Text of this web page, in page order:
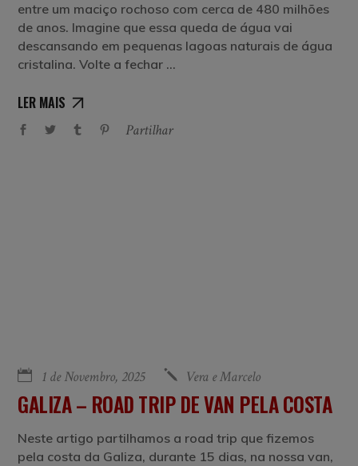
entre um maciço rochoso com cerca de 480 milhões
de anos. Imagine que essa queda de água vai
descansando em pequenas lagoas naturais de água
cristalina. Volte a fechar
LER MAIS
Partilhar
1 de Novembro, 2025 Vera e Marcelo
GALIZA – ROAD TRIP DE VAN PELA COSTA
Neste artigo partilhamos a road trip que fizemos
pela costa da Galiza, durante 15 dias, na nossa van,